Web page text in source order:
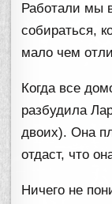
Работали мы
собираться,
мало чем
Когда все
разбудила
двоих). Она
отдаст, что
Ничего не